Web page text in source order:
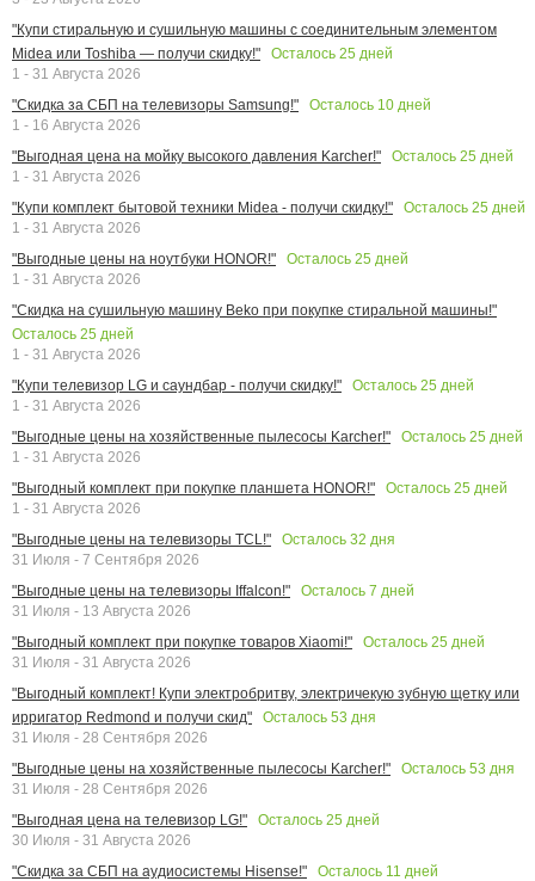
"Купи стиральную и сушильную машины с соединительным элементом
Midea или Toshiba — получи скидку!"
Осталось 25 дней
1 - 31 Августа 2026
"Скидка за СБП на телевизоры Samsung!"
Осталось 10 дней
1 - 16 Августа 2026
"Выгодная цена на мойку высокого давления Karcher!"
Осталось 25 дней
1 - 31 Августа 2026
"Купи комплект бытовой техники Midea - получи скидку!"
Осталось 25 дней
1 - 31 Августа 2026
"Выгодные цены на ноутбуки HONOR!"
Осталось 25 дней
1 - 31 Августа 2026
"Скидка на сушильную машину Beko при покупке стиральной машины!"
Осталось 25 дней
1 - 31 Августа 2026
"Купи телевизор LG и саундбар - получи скидку!"
Осталось 25 дней
1 - 31 Августа 2026
"Выгодные цены на хозяйственные пылесосы Karcher!"
Осталось 25 дней
1 - 31 Августа 2026
"Выгодный комплект при покупке планшета HONOR!"
Осталось 25 дней
1 - 31 Августа 2026
"Выгодные цены на телевизоры TCL!"
Осталось 32 дня
31 Июля - 7 Сентября 2026
"Выгодные цены на телевизоры Iffalcon!"
Осталось 7 дней
31 Июля - 13 Августа 2026
"Выгодный комплект при покупке товаров Xiaomi!"
Осталось 25 дней
31 Июля - 31 Августа 2026
"Выгодный комплект! Купи электробритву, электричекую зубную щетку или
ирригатор Redmond и получи скид"
Осталось 53 дня
31 Июля - 28 Сентября 2026
"Выгодные цены на хозяйственные пылесосы Karcher!"
Осталось 53 дня
31 Июля - 28 Сентября 2026
"Выгодная цена на телевизор LG!"
Осталось 25 дней
30 Июля - 31 Августа 2026
"Скидка за СБП на аудиосистемы Hisense!"
Осталось 11 дней